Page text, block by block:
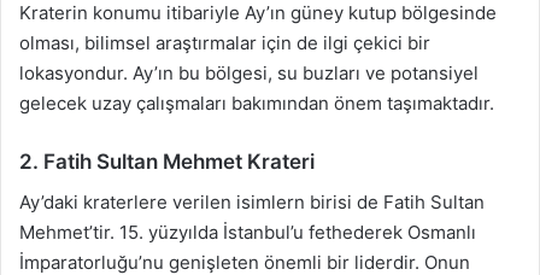
Kraterin konumu itibariyle Ay’ın güney kutup bölgesinde
olması, bilimsel araştırmalar için de ilgi çekici bir
lokasyondur. Ay’ın bu bölgesi, su buzları ve potansiyel
gelecek uzay çalışmaları bakımından önem taşımaktadır.
2. Fatih Sultan Mehmet Krateri
Ay’daki kraterlere verilen isimlern birisi de Fatih Sultan
Mehmet’tir. 15. yüzyılda İstanbul’u fethederek Osmanlı
İmparatorluğu’nu genişleten önemli bir liderdir. Onun